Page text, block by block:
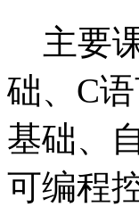
主要
础、C
基础、
可编程